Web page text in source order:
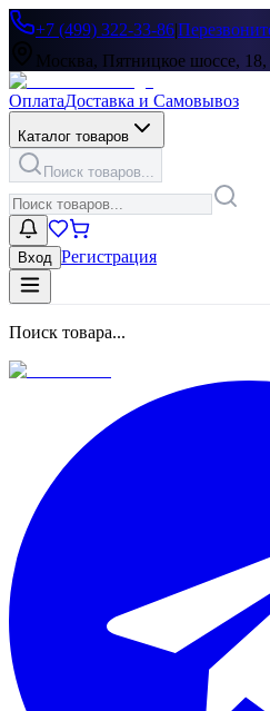
+7 (499) 322-33-86|
Москва, Пятницкое шоссе,
ОплатаДоставка и Самовывоз
Каталог товаров
Поиск товаров...
Вход Регистрация
Поиск товара...